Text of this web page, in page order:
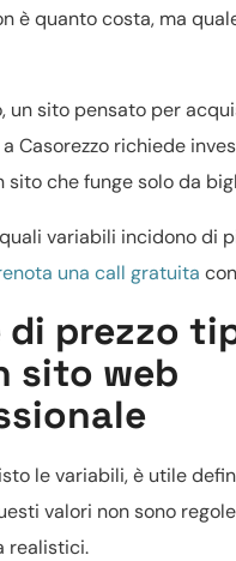
è quanto costa, ma
un sito pensato per
Casorezzo richiede
sito che funge solo da
variabili incidono di
una call gratuita
di prezzo
sito web
le variabili, è utile
valori non sono
realistici.